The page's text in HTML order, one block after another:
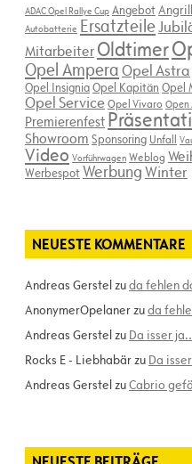
ADAC Opel Rallye Cup Angebot
Autobatterie Ersatzteile
Mitarbeiter Oldtimer
Opel AmperaOpel Astra
Opel InsigniaOpel Kapitän Opel
Opel ServiceOpel Vivaro Open
Premierenfest
Showroom Sponsoring Unfall
Video Vorführwagen Weblog
WerbespotWerbungWinter
NEUESTE KOMMENTARE
Andreas Gerstelzuda fehlen
AnonymerOpelanerzuda
Andreas Gerstelzu Da isser
Rocks E - Liebhabärzu Da
Andreas GerstelzuCabrio